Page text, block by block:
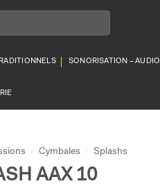
SONORISATION – AUDIO
/ Cymbales / Splashs
AAX 10